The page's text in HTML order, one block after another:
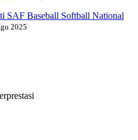
SAF Baseball Softball National
2025